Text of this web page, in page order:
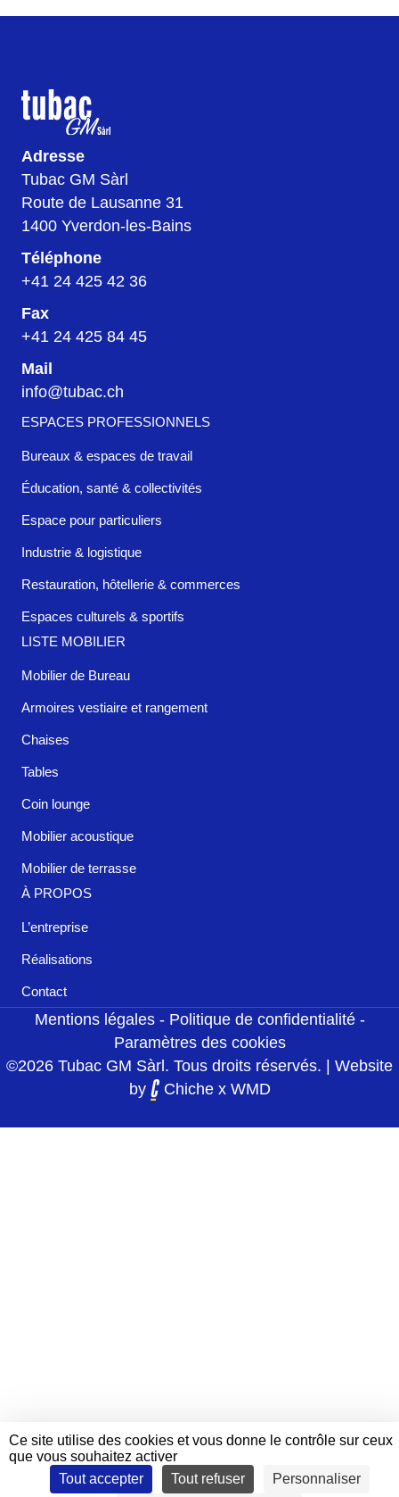
Adresse
Tubac GM Sàrl
Route de Lausanne 31
1400 Yverdon-les-Bains
Téléphone
+41 24 425 42 36
Fax
+41 24 425 84 45
Mail
info@tubac.ch
ESPACES PROFESSIONNELS
Bureaux & espaces de travail
Éducation, santé & collectivités
Espace pour particuliers
Industrie & logistique
Restauration, hôtellerie & commerces
Espaces culturels & sportifs
LISTE MOBILIER
Mobilier de Bureau
Armoires vestiaire et rangement
Chaises
Tables
Coin lounge
Mobilier acoustique
Mobilier de terrasse
À PROPOS
L’entreprise
Réalisations
Contact
Mentions légales- Politique de confidentialité-
Paramètres des cookies
©2026 Tubac GM Sàrl. Tous droits réservés. | Website
by
Chichex WMD
Ce site utilise des cookies et vous donne le contrôle sur ceux
que vous souhaitez activer
Tout accepter
Tout refuser Personnaliser